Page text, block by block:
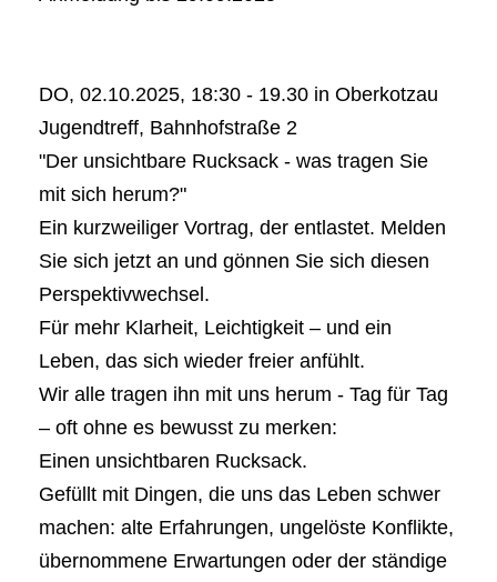
DO, 02.10.2025, 18:30 - 19.30 in Oberkotzau
Jugendtreff, Bahnhofstraße 2
"Der unsichtbare Rucksack - was tragen Sie
mit sich herum?"
Ein kurzweiliger Vortrag, der entlastet. Melden
Sie sich jetzt an und gönnen Sie sich diesen
Perspektivwechsel.
Für mehr Klarheit, Leichtigkeit – und ein
Leben, das sich wieder freier anfühlt.
Wir alle tragen ihn mit uns herum - Tag für Tag
– oft ohne es bewusst zu merken:
Einen unsichtbaren Rucksack.
Gefüllt mit Dingen, die uns das Leben schwer
machen: alte Erfahrungen, ungelöste Konflikte,
übernommene Erwartungen oder der ständige